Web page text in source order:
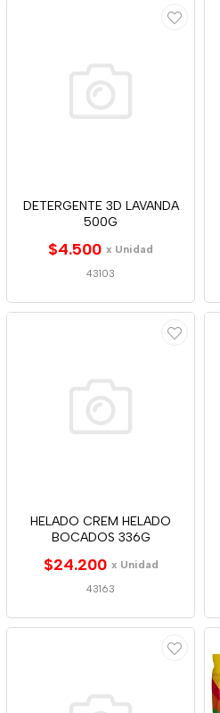
DETERGENTE 3D LAVANDA
500G
$4.500 x Unidad
43103
HELADO CREM HELADO
BOCADOS 336G
$24.200 x Unidad
43163